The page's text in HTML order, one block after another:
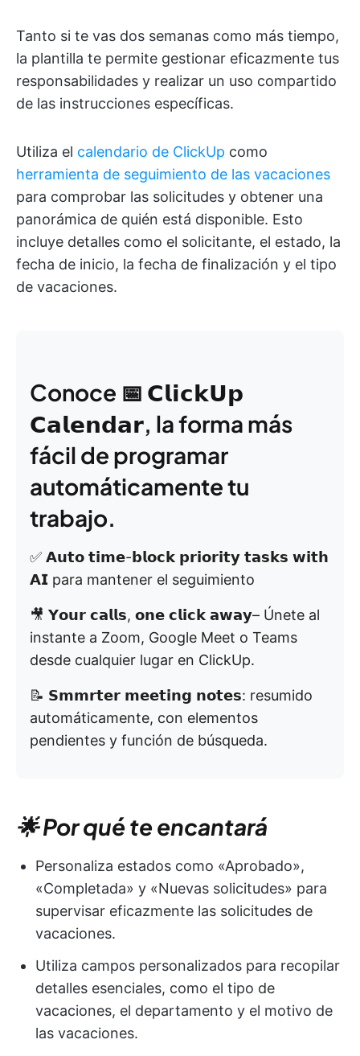
Tanto si te vas dos semanas como más tiempo,
la plantilla te permite gestionar eficazmente tus
responsabilidades y realizar un uso compartido
de las instrucciones específicas.
Utiliza el calendario de ClickUp como
herramienta de seguimiento de las vacaciones
para comprobar las solicitudes y obtener una
panorámica de quién está disponible. Esto
incluye detalles como el solicitante, el estado, la
fecha de inicio, la fecha de finalización y el tipo
de vacaciones.
Conoce 📅 𝗖𝗹𝗶𝗰𝗸𝗨𝗽
𝗖𝗮𝗹𝗲𝗻𝗱𝗮𝗿, la forma más
fácil de programar
automáticamente tu
trabajo.
✅ 𝗔𝘂𝘁𝗼 𝘁𝗶𝗺𝗲-𝗯𝗹𝗼𝗰𝗸 𝗽𝗿𝗶𝗼𝗿𝗶𝘁𝘆 𝘁𝗮𝘀𝗸𝘀 𝘄𝗶𝘁𝗵
𝗔𝗜 para mantener el seguimiento
🎥 𝗬𝗼𝘂𝗿 𝗰𝗮𝗹𝗹𝘀, 𝗼𝗻𝗲 𝗰𝗹𝗶𝗰𝗸 𝗮𝘄𝗮𝘆– Únete al
instante a Zoom, Google Meet o Teams
desde cualquier lugar en ClickUp.
📝 𝗦𝗺𝗺𝗿𝘁𝗲𝗿 𝗺𝗲𝗲𝘁𝗶𝗻𝗴 𝗻𝗼𝘁𝗲𝘀: resumido
automáticamente, con elementos
pendientes y función de búsqueda.
🌟 Por qué te encantará
Personaliza estados como «Aprobado»,
«Completada» y «Nuevas solicitudes» para
supervisar eficazmente las solicitudes de
vacaciones.
Utiliza campos personalizados para recopilar
detalles esenciales, como el tipo de
vacaciones, el departamento y el motivo de
las vacaciones.